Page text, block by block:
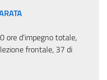
ore d'impegno totale,
frontale, 37 di